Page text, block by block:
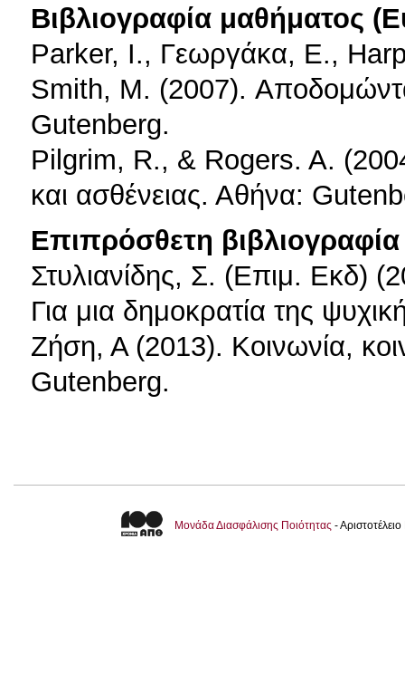
Βιβλιογραφία μαθήματος
Parker, I., Γεωργάκα, Ε.,
Smith, M. (2007).
Gutenberg.
Pilgrim, R., & Rogers. A.
και ασθένειας. Αθήνα:
Επιπρόσθετη βιβλιογραφία
Στυλιανίδης, Σ. (Επιμ. Εκδ)
Για μια δημοκρατία της
Ζήση, Α (2013). Κοινωνία,
Gutenberg.
Μονάδα Διασφάλισης Ποιότητας -